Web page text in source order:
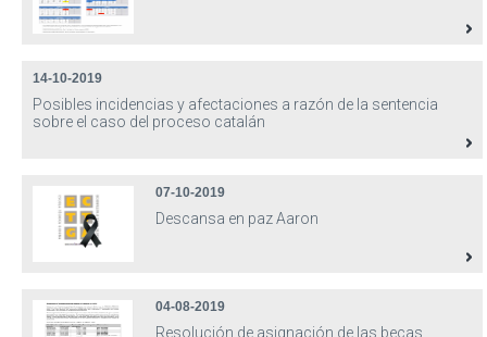
14-10-2019
Posibles incidencias y afectaciones a razón de la sentencia
sobre el caso del proceso catalán
07-10-2019
Descansa en paz Aaron
04-08-2019
Resolución de asignación de las becas